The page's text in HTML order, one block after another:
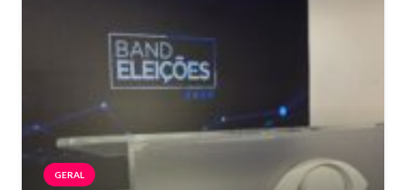
GERAL